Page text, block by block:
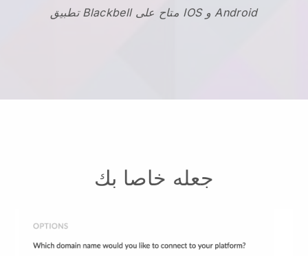
تطبيق Blackbell متاح على IOS و Android
جعله خاصا بك